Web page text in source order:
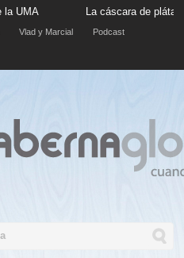
La cáscara de plátano
Vlad y Marcial Podcast